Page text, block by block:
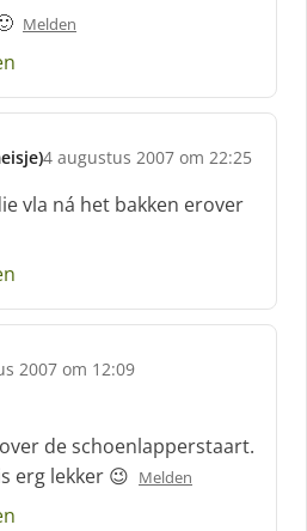
Melden
4 augustus 2007 om 22:25
vla ná het bakken erover
2007 om 12:09
de schoenlapperstaart.
erg lekker 😉 Melden